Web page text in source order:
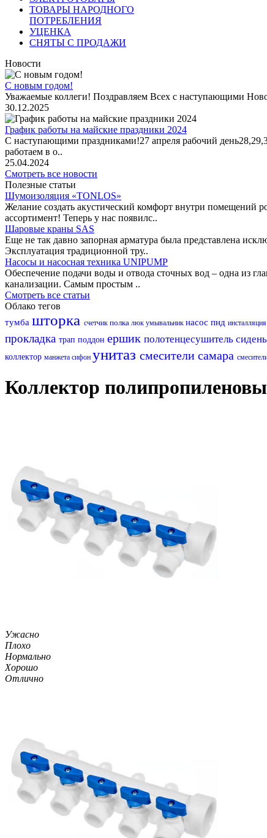
ТОВАРЫ НАРОДНОГО
ПОТРЕБЛЕНИЯ
УЦЕНКА
СНЯТЫ С ПРОДАЖИ
Новости
С новым годом!
Уважаемые коллеги! Поздравляем Всех с наступающими
30.12.2025
График работы на майские праздники 2024
С наступающими праздниками!27 апреля рабочий
работаем в о..
25.04.2024
Смотреть все новости
Полезные статьи
Шумоизоляция «TONLOS»
Желание создать акустический комфорт внутри помещений
ассортимент! Теперь у нас появилс..
Шаровые краны SAS
Еще не так давно запорная арматура была представлена
Эксплуатация традиционной тру..
Насосы и насосная техника UNIPUMP
Обеспечение подачи воды и отвода сточных вод – одна из
канализации. Самым простым ..
Смотреть все статьи
Облако тегов
тумба шторка счетчик полка люк умывальник насос пнд инсталляция
прокладка трап поддон ершик полотенцесушитель
коллектор манжета сифон унитаз смесители самара
Коллектор
Ужасно
Плохо
Нормально
Хорошо
Отлично